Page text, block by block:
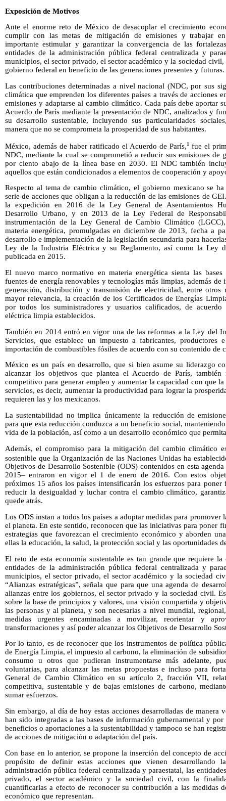
Exposición de Motivos
Ante el enorme reto de México de desacoplar el crecimiento
cumplir con las metas de mitigación de emisiones y trabajar
importante estimular y garantizar la convergencia de las
entidades de la administración pública federal centralizada y
municipios, el sector privado, el sector académico y la sociedad
gobierno federal en beneficio de las generaciones presentes y futuras.
Las contribuciones determinadas a nivel nacional (NDC, por sus
climática que emprenden los diferentes países a través de acciones
emisiones y adaptarse al cambio climático. Cada país debe aportar
Acuerdo de París mediante la presentación de NDC, analizados y
su desarrollo sustentable, incluyendo sus particularidades
manera que no se comprometa la prosperidad de sus habitantes.
México, además de haber ratificado el Acuerdo de París,1 fue el
NDC, mediante la cual se comprometió a reducir sus emisiones de
por ciento abajo de la línea base en 2030. El NDC también
aquellos que están condicionados a elementos de cooperación y
Respecto al tema de cambio climático, el gobierno mexicano se
serie de acciones que obligan a la reducción de las emisiones de
la expedición en 2016 de la Ley General de Asentamientos
Desarrollo Urbano, y en 2013 de la Ley Federal de
instrumentación de la Ley General de Cambio Climático
materia energética, promulgadas en diciembre de 2013, fecha a
desarrollo e implementación de la legislación secundaria para
Ley de la Industria Eléctrica y su Reglamento, así como la Ley
publicada en 2015.
El nuevo marco normativo en materia energética sienta las
fuentes de energía renovables y tecnologías más limpias, además
generación, distribución y transmisión de electricidad, entre
mayor relevancia, la creación de los Certificados de Energías
por todos los suministradores y usuarios calificados, de acuerdo
eléctrica limpia establecidos.
También en 2014 entró en vigor una de las reformas a la Ley del
Servicios, que establece un impuesto a fabricantes, productores
importación de combustibles fósiles de acuerdo con su contenido de
México es un país en desarrollo, que si bien asume su liderazgo
alcanzar los objetivos que plantea el Acuerdo de París,
competitivo para generar empleo y aumentar la capacidad con que
servicios, es decir, aumentar la productividad para lograr la
requieren las y los mexicanos.
La sustentabilidad no implica únicamente la reducción de
para que esta reducción conduzca a un beneficio social,
vida de la población, así como a un desarrollo económico que
Además, el compromiso para la mitigación del cambio climático
sostenible que la Organización de las Naciones Unidas ha
Objetivos de Desarrollo Sostenible (ODS) contenidos en esta
2015– entraron en vigor el 1 de enero de 2016. Con estos
próximos 15 años los países intensificarán los esfuerzos para
reducir la desigualdad y luchar contra el cambio climático,
quede atrás.
Los ODS instan a todos los países a adoptar medidas para promover
el planeta. En este sentido, reconocen que las iniciativas para poner
estrategias que favorezcan el crecimiento económico y aborden
ellas la educación, la salud, la protección social y las oportunidades
El reto de esta economía sustentable es tan grande que requiere
entidades de la administración pública federal centralizada y
municipios, el sector privado, el sector académico y la sociedad
“Alianzas estratégicas”, señala que para que una agenda de
alianzas entre los gobiernos, el sector privado y la sociedad civil.
sobre la base de principios y valores, una visión compartida y
las personas y al planeta, y son necesarias a nivel mundial,
medidas urgentes encaminadas a movilizar, reorientar y
transformaciones y así poder alcanzar los Objetivos de Desarrollo
Por lo tanto, es de reconocer que los instrumentos de política
de Energía Limpia, el impuesto al carbono, la eliminación de
consumo u otros que pudieran instrumentarse más adelante,
voluntarias, para alcanzar las metas propuestas e incluso para
General de Cambio Climático en su artículo 2, fracción VII,
competitiva, sustentable y de bajas emisiones de carbono,
sumar esfuerzos.
Sin embargo, al día de hoy estas acciones desarrolladas de manera
han sido integradas a las bases de información gubernamental y
beneficios o aportaciones a la sustentabilidad y tampoco se han
de acciones de mitigación o adaptación del país.
Con base en lo anterior, se propone la inserción del concepto de
propósito de definir estas acciones que vienen desarrollando
administración pública federal centralizada y paraestatal, las
privado, el sector académico y la sociedad civil, con la
cuantificarlas a efecto de reconocer su contribución a las medidas
económico que representan.